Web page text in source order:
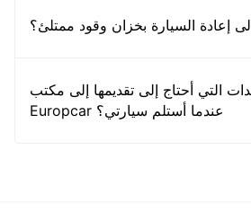
إعادة السيارة بخزان وقود ممتلئ؟
التي أحتاج إلى تقديمها إلى مكتب
Europcar عندما أستلم سيارتي؟